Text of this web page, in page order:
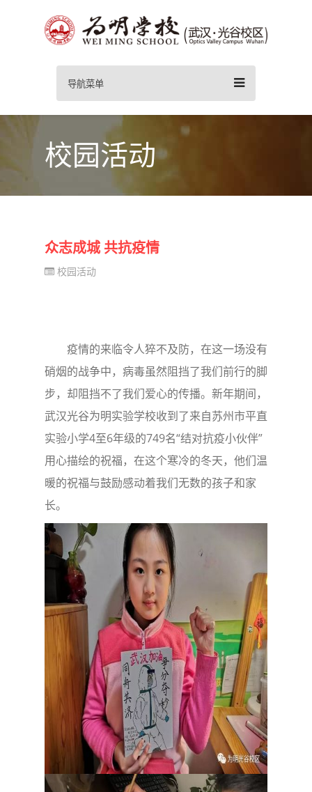
导航菜单
校园活动
众志成城 共抗疫情
校园活动
疫情的来临令人猝不及防，在这一场没有
硝烟的战争中，病毒虽然阻挡了我们前行的脚
步，却阻挡不了我们爱心的传播。新年期间，
武汉光谷为明实验学校收到了来自苏州市平直
实验小学4至6年级的749名“结对抗疫小伙伴”
用心描绘的祝福，在这个寒冷的冬天，他们温
暖的祝福与鼓励感动着我们无数的孩子和家
长。